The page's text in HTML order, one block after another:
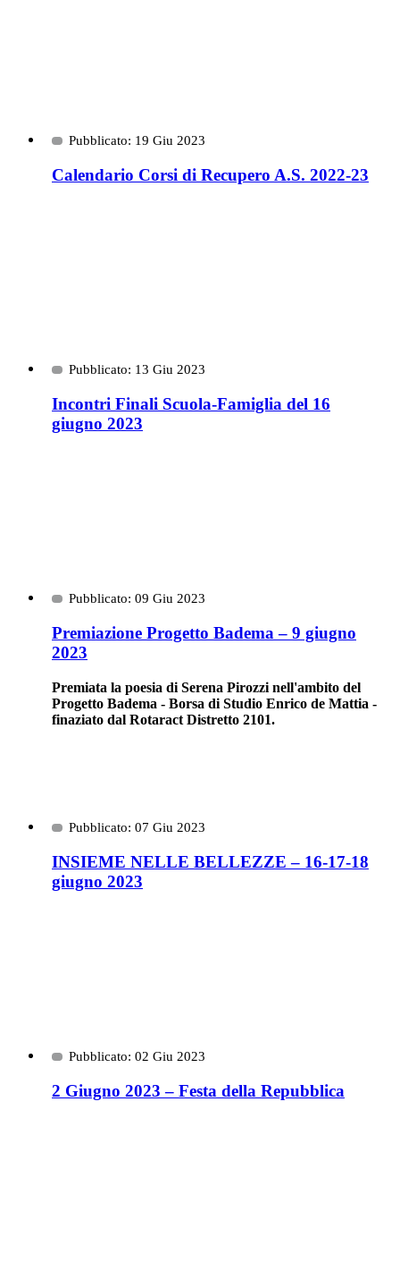
Pubblicato: 19 Giu 2023
Calendario Corsi di Recupero A.S. 2022-23
Pubblicato: 13 Giu 2023
Incontri Finali Scuola-Famiglia del 16
giugno 2023
Pubblicato: 09 Giu 2023
Premiazione Progetto Badema – 9 giugno
2023
Premiata la poesia di Serena Pirozzi nell'ambito del
Progetto Badema - Borsa di Studio Enrico de Mattia -
finaziato dal Rotaract Distretto 2101.
Pubblicato: 07 Giu 2023
INSIEME NELLE BELLEZZE – 16-17-18
giugno 2023
Pubblicato: 02 Giu 2023
2 Giugno 2023 – Festa della Repubblica